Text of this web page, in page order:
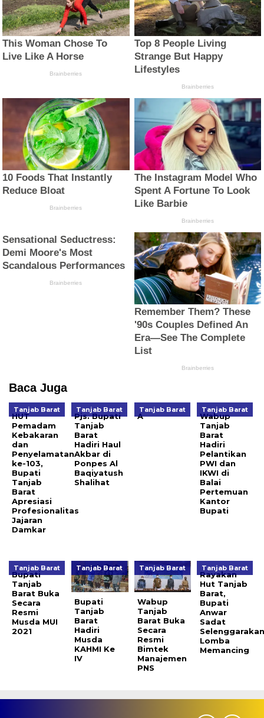
Baca Juga
Tanjab Barat
HUT
Pemadam
Kebakaran
dan
Penyelamatan
ke-103,
Bupati
Tanjab
Barat
Apresiasi
Profesionalitas
Jajaran
Damkar
Tanjab Barat
Pjs. Bupati
Tanjab
Barat
Hadiri Haul
Akbar di
Ponpes Al
Baqiyatush
Shalihat
Tanjab Barat
A
Tanjab Barat
Wabup
Tanjab
Barat
Hadiri
Pelantikan
PWI dan
IKWI di
Balai
Pertemuan
Kantor
Bupati
Tanjab Barat
Bupati
Tanjab
Barat Buka
Secara
Resmi
Musda MUI
2021
Tanjab Barat
Bupati
Tanjab
Barat
Hadiri
Musda
KAHMI Ke
IV
Tanjab Barat
Wabup
Tanjab
Barat Buka
Secara
Resmi
Bimtek
Manajemen
PNS
Tanjab Barat
Rayakan
Hut Tanjab
Barat,
Bupati
Anwar
Sadat
Lomba
Memancing